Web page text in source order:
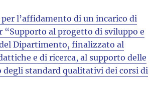
l’affidamento di un incarico di
“Supporto al progetto di sviluppo e
Dipartimento, finalizzato al
e di ricerca, al supporto delle
standard qualitativi dei corsi di